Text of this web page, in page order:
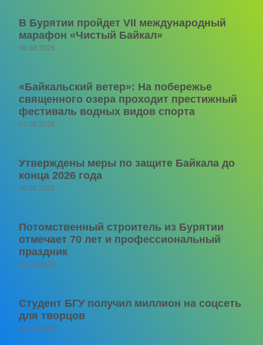
В Бурятии пройдет VII международный
марафон «Чистый Байкал»
08.08.2026
«Байкальский ветер»: На побережье
священного озера проходит престижный
фестиваль водных видов спорта
07.08.2026
Утверждены меры по защите Байкала до
конца 2026 года
06.08.2026
Потомственный строитель из Бурятии
отмечает 70 лет и профессиональный
праздник
06.08.2026
Студент БГУ получил миллион на соцсеть
для творцов
06.08.2026